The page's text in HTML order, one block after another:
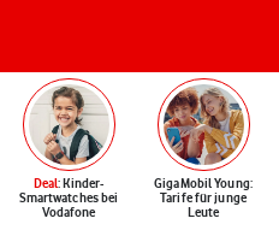
Deal: Kinder-
Smartwatches bei
Vodafone
GigaMobil Young:
Tarife für junge
Leute